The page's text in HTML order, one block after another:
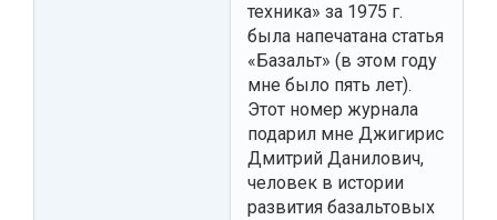
техника» за 1975 г.
была напечатана статья
«Базальт» (в этом году
мне было пять лет).
Этот номер журнала
подарил мне Джигирис
Дмитрий Данилович,
человек в истории
развития базальтовых